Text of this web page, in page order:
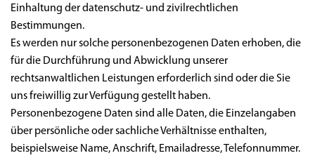
Einhaltung der datenschutz- und zivilrechtlichen
Bestimmungen.
Es werden nur solche personenbezogenen Daten erhoben, die
für die Durchführung und Abwicklung unserer
rechtsanwaltlichen Leistungen erforderlich sind oder die Sie
uns freiwillig zur Verfügung gestellt haben.
Personenbezogene Daten sind alle Daten, die Einzelangaben
über persönliche oder sachliche Verhältnisse enthalten,
beispielsweise Name, Anschrift, Emailadresse, Telefonnummer.